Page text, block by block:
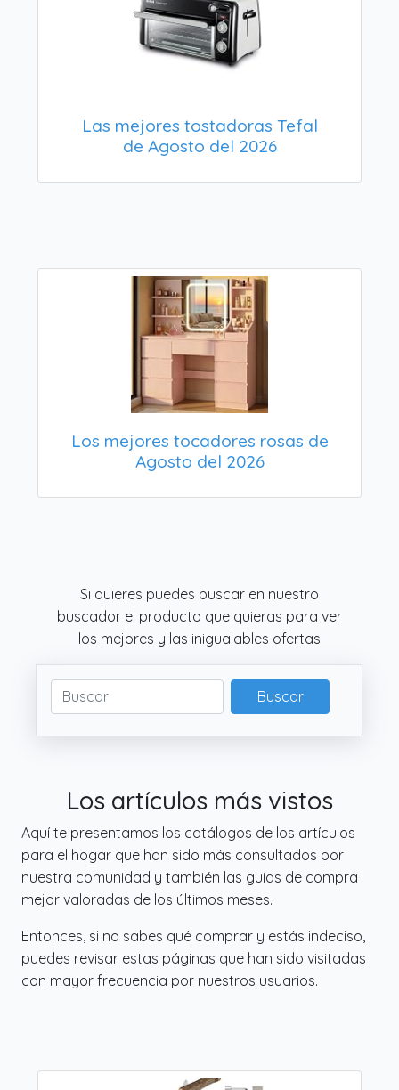
Las mejores tostadoras Tefal
de Agosto del 2026
Los mejores tocadores rosas de
Agosto del 2026
Si quieres puedes buscar en nuestro
buscador el producto que quieras para ver
los mejores y las inigualables ofertas
Buscar
Los artículos más vistos
Aquí te presentamos los catálogos de los artículos
para el hogar que han sido más consultados por
nuestra comunidad y también las guías de compra
mejor valoradas de los últimos meses.
Entonces, si no sabes qué comprar y estás indeciso,
puedes revisar estas páginas que han sido visitadas
con mayor frecuencia por nuestros usuarios.